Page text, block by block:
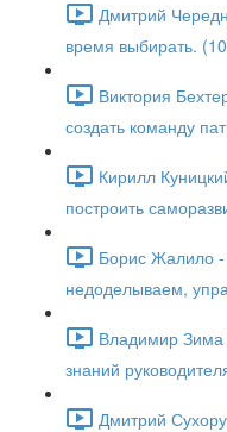
Дмитрий
время выбирать.
Виктория
создать команду
Кирилл
построить
Борис Жалило
недоделываем,
Владимир Зима
знаний
Дмитрий